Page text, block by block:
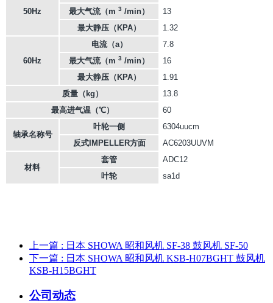
50Hz
最大气流（m 3 /min）
13
最大静压（KPA）
1.32
60Hz
电流（a）
7.8
最大气流（m 3 /min）
16
最大静压（KPA）
1.91
质量（kg）
13.8
最高进气温（℃）
60
轴承名称号
叶轮一侧
6304uucm
反式IMPELLER方面
AC6203UUVM
材料
套管
ADC12
叶轮
sa1d
上一篇 : 日本 SHOWA 昭和风机 SF-38 鼓风机 SF-50
下一篇 : 日本 SHOWA 昭和风机 KSB-H07BGHT 鼓风机
KSB-H15BGHT
公司动态